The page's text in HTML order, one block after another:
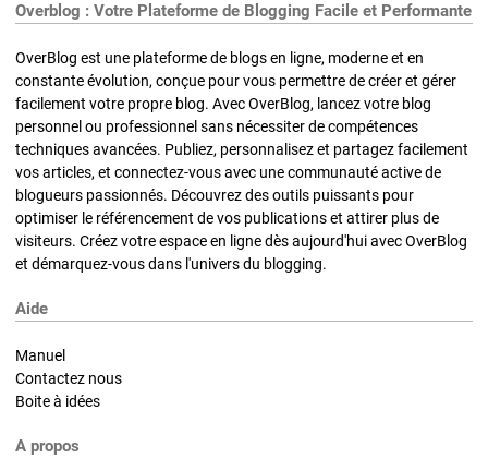
Overblog : Votre Plateforme de Blogging Facile et Performante
OverBlog est une plateforme de blogs en ligne, moderne et en
constante évolution, conçue pour vous permettre de créer et gérer
facilement votre propre blog. Avec OverBlog, lancez votre blog
personnel ou professionnel sans nécessiter de compétences
techniques avancées. Publiez, personnalisez et partagez facilement
vos articles, et connectez-vous avec une communauté active de
blogueurs passionnés. Découvrez des outils puissants pour
optimiser le référencement de vos publications et attirer plus de
visiteurs. Créez votre espace en ligne dès aujourd'hui avec OverBlog
et démarquez-vous dans l'univers du blogging.
Aide
Manuel
Contactez nous
Boite à idées
A propos